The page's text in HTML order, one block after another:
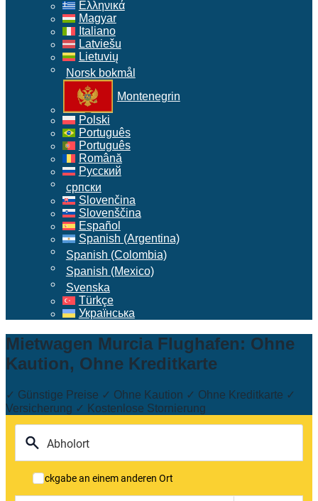
Ελληνικά
Magyar
Italiano
Latviešu
Lietuvių
Norsk bokmål
Montenegrin
Polski
Português
Português
Română
Русский
српски
Slovenčina
Slovenščina
Español
Spanish (Argentina)
Spanish (Colombia)
Spanish (Mexico)
Svenska
Türkçe
Українська
Mietwagen Murcia Flughafen: Ohne
Kaution, Ohne Kreditkarte
✓ Günstige Preise ✓ Ohne Kaution ✓ Ohne Kreditkarte ✓
Versicherung ✓ Kostenlose Stornierung